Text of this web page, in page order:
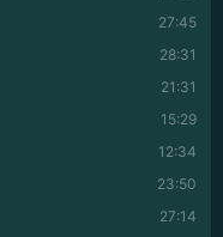
27:45
28:31
21:31
15:29
12:34
23:50
27:14